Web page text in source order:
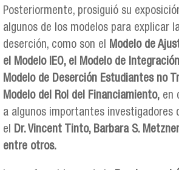
Posteriormente, prosiguió su
algunos de los modelos para explicar
deserción, como son el
Modelo de
el Modelo IEO, el Modelo de
Modelo de Deserción Estudiantes no
Modelo del Rol del Financiamiento, en
a algunos importantes investigadores
el
Dr. Vincent Tinto, Barbara S.
entre otros.